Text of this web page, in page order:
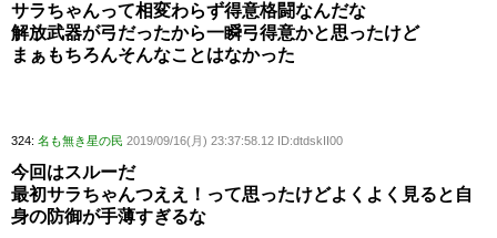
サラちゃんって相変わらず得意格闘なんだな
解放武器が弓だったから一瞬弓得意かと思ったけど
まぁもちろんそんなことはなかった
324: 名も無き星の民 2019/09/16(月) 23:37:58.12 ID:dtdskII00
今回はスルーだ
最初サラちゃんつええ！って思ったけどよくよく見ると自
身の防御が手薄すぎるな